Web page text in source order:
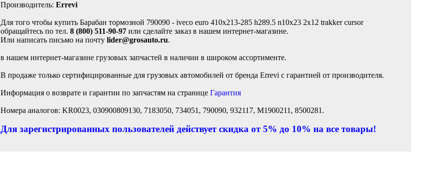
Производитель: Errevi
Для того чтобы купить Барабан тормозной 790090 - iveco euro 410x213-285 h289.5 n10x23 2x12 trakker cursor
обращайтесь по тел. 8 (800) 511-90-97 или сделайте заказ в нашем интернет-магазине.
Или написать письмо на почту lider@grosauto.ru.
в нашем интернет-магазине грузовых запчастей в наличии в широком ассортименте.
В продаже только сертифицированные для грузовых автомобилей от бренда Errevi с гарантией от производителя.
Информация о возврате и гарантии по запчастям на странице Гарантия
Номера аналогов: KR0023, 030900809130, 7183050, 734051, 790090, 932117, M1900211, 8500281.
Для зарегистрированных пользователей действует скидка от 5% до 10% на все товары!